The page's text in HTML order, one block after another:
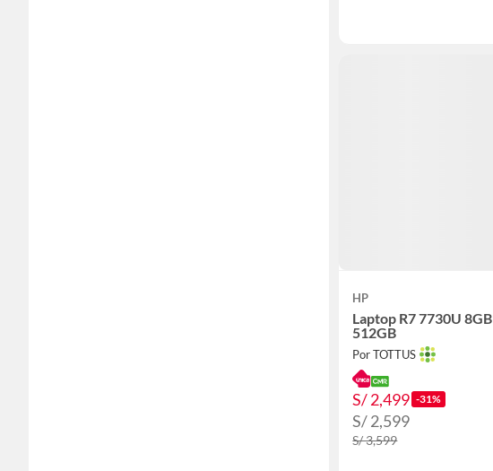
HP
Laptop R7 7730U 8GB
512GB
Por TOTTUS
S/ 2,499 -31%
S/ 2,599
S/ 3,599